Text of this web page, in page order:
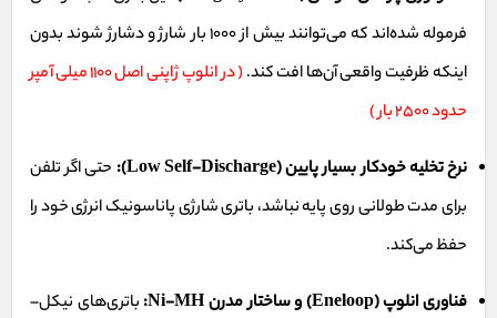
فرموله شده‌اند که می‌توانند بیش از ۱۰۰۰ بار شارژ و دشارژ شوند بدون
اینکه ظرفیت واقعی آن‌ها افت کند.
( در انلوپ ژاپنی اصل 1100 میلی آمپر
حدود 2500 بار )
نرخ تخلیه خودکار بسیار پایین (Low Self-Discharge):
حتی اگر تلفن
برای مدت طولانی روی پایه نباشد، باتری شارژی پاناسونیک انرژی خود را
حفظ می‌کند.
فناوری انلوپ (Eneloop) و ساختار مدرن Ni-MH:
باتری‌های نیکل–